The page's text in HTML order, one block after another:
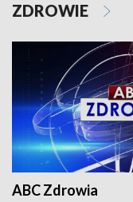
ZDROWIE
ABC Zdrowia